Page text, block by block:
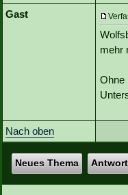
Gast
mehr
Ohne
Nach oben
Neues Thema